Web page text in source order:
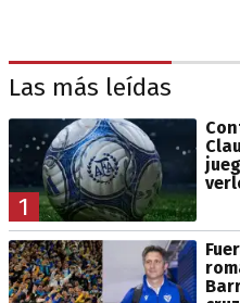
Las más leídas
1